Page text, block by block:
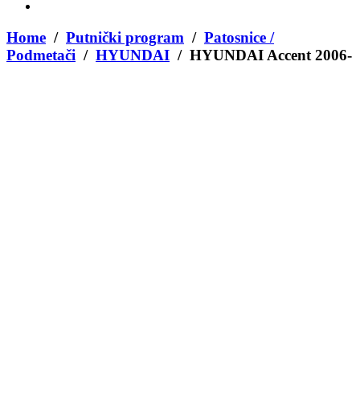
Home / Putnički program / Patosnice /
Podmetači / HYUNDAI / HYUNDAI Accent 2006-